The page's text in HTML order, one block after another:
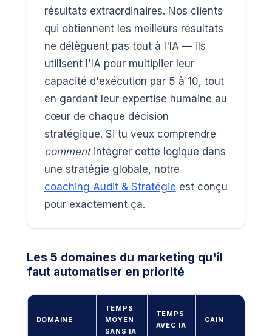
résultats extraordinaires. Nos clients
qui obtiennent les meilleurs résultats
ne délèguent pas tout à l'IA — ils
utilisent l'IA pour multiplier leur
capacité d'exécution par 5 à 10, tout
en gardant leur expertise humaine au
cœur de chaque décision
stratégique. Si tu veux comprendre
commentintégrer cette logique dans
une stratégie globale, notre
coaching Audit & Stratégie est conçu
pour exactement ça.
Les 5 domaines du marketing qu'il
faut automatiser en priorité
DOMAINE
TEMPS
MOYEN
SANS IA
TEMPS
AVEC IA
GAIN